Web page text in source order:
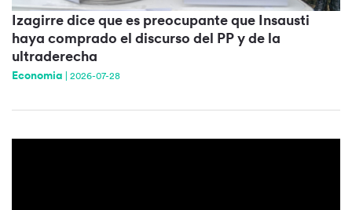
Izagirre dice que es preocupante que Insausti
haya comprado el discurso del PP y de la
ultraderecha
Economia 2026-07-28